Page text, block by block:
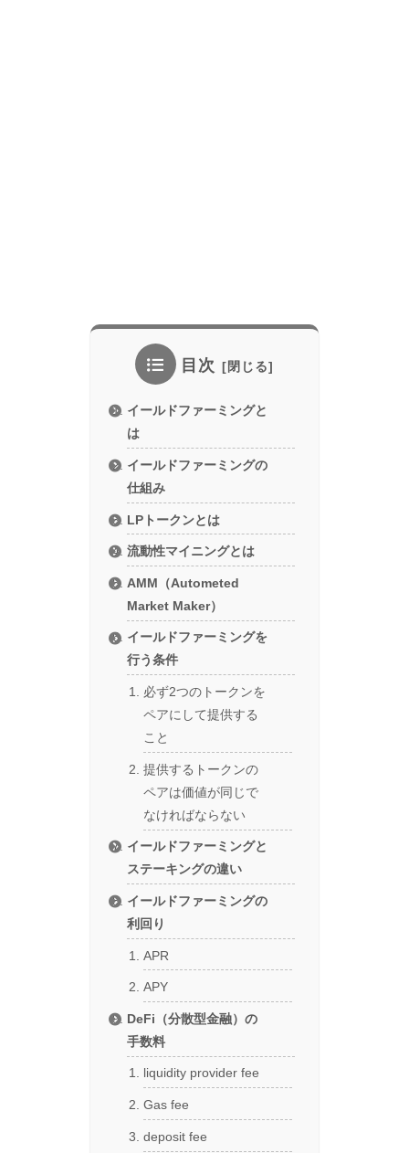
目次
イールドファーミングと
は
イールドファーミングの
仕組み
LPトークンとは
流動性マイニングとは
AMM（Autometed
Market Maker）
イールドファーミングを
行う条件
必ず2つのトークンを
ペアにして提供する
こと
提供するトークンの
ペアは価値が同じで
なければならない
イールドファーミングと
ステーキングの違い
イールドファーミングの
利回り
APR
APY
DeFi（分散型金融）の
手数料
liquidity provider fee
Gas fee
deposit fee